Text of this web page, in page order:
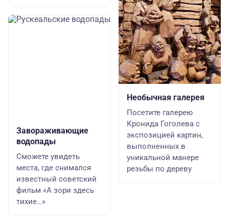
Завораживающие
водопады
Сможете увидеть
места, где снимался
известный советский
фильм «А зори здесь
тихие…»
Необычная галерея
Посетите галерею
Кронида Гоголева с
экспозицией картин,
выполненных в
уникальной манере
резьбы по дереву